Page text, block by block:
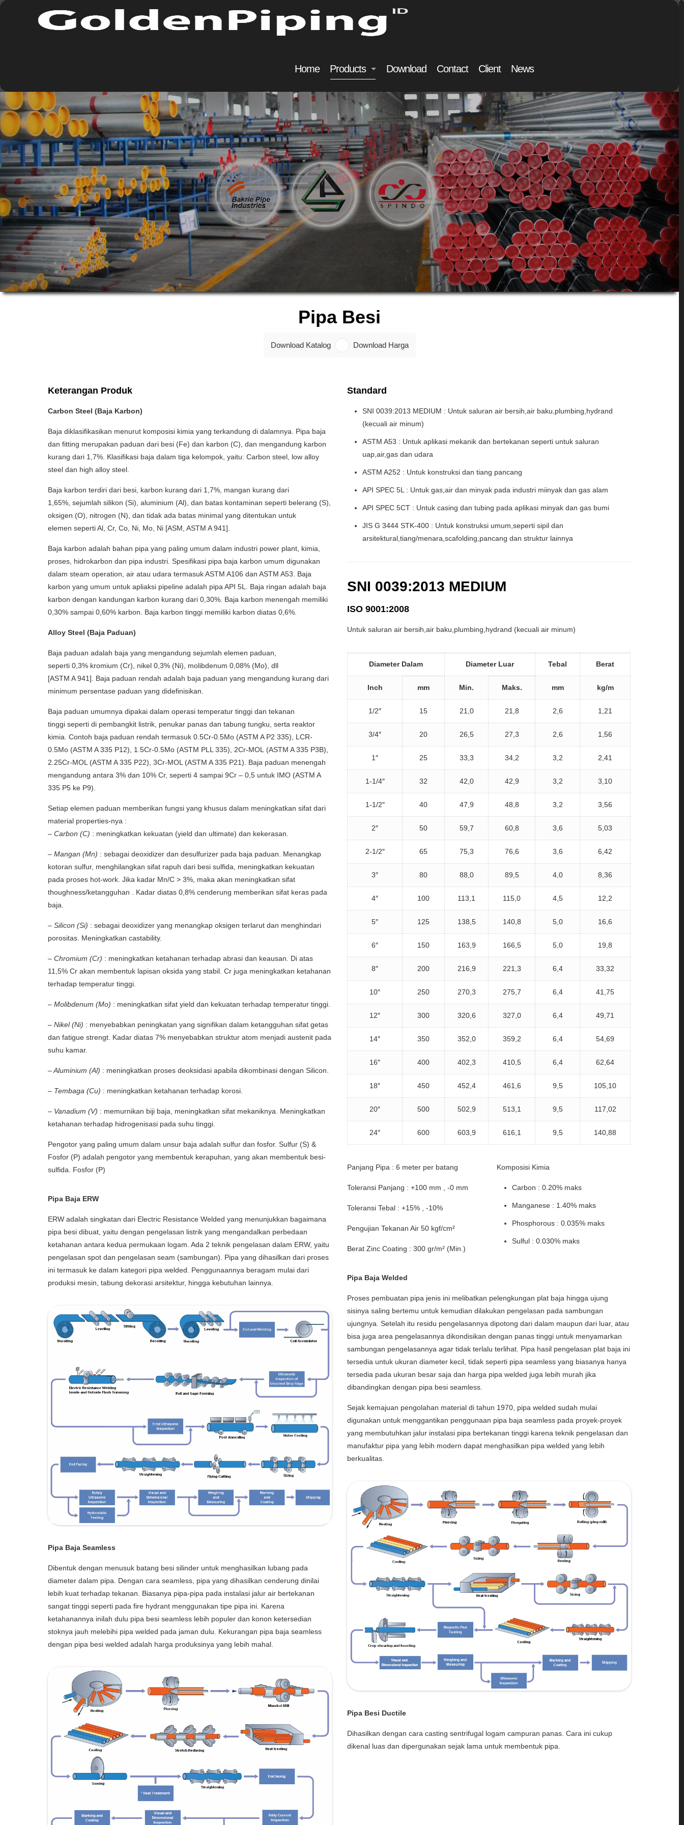
Home Products Download Contact Client News
Pipa Besi
Download Katalog Download Harga
Keterangan Produk
Carbon Steel (Baja Karbon)
Baja diklasifikasikan menurut komposisi kimia yang terkandung di dalamnya. Pipa baja
dan fitting merupakan paduan dari besi (Fe) dan karbon (C), dan mengandung karbon
kurang dari 1,7%. Klasifikasi baja dalam tiga kelompok, yaitu: Carbon steel, low alloy
steel dan high alloy steel.
Baja karbon terdiri dari besi, karbon kurang dari 1,7%, mangan kurang dari
1,65%, sejumlah silikon (Si), aluminium (Al), dan batas kontaminan seperti belerang (S),
oksigen (O), nitrogen (N), dan tidak ada batas minimal yang ditentukan untuk
elemen seperti Al, Cr, Co, Ni, Mo, Ni [ASM, ASTM A 941].
Baja karbon adalah bahan pipa yang paling umum dalam industri power plant, kimia,
proses, hidrokarbon dan pipa industri. Spesifikasi pipa baja karbon umum digunakan
dalam steam operation, air atau udara termasuk ASTM A106 dan ASTM A53. Baja
karbon yang umum untuk apliaksi pipeline adalah pipa API 5L. Baja ringan adalah baja
karbon dengan kandungan karbon kurang dari 0,30%. Baja karbon menengah memiliki
0,30% sampai 0,60% karbon. Baja karbon tinggi memiliki karbon diatas 0,6%.
Alloy Steel (Baja Paduan)
Baja paduan adalah baja yang mengandung sejumlah elemen paduan,
seperti 0,3% kromium (Cr), nikel 0,3% (Ni), molibdenum 0,08% (Mo), dll
[ASTM A 941]. Baja paduan rendah adalah baja paduan yang mengandung kurang dari
minimum persentase paduan yang didefinisikan.
Baja paduan umumnya dipakai dalam operasi temperatur tinggi dan tekanan
tinggi seperti di pembangkit listrik, penukar panas dan tabung tungku, serta reaktor
kimia. Contoh baja paduan rendah termasuk 0.5Cr-0.5Mo (ASTM A P2 335), LCR-
0.5Mo (ASTM A 335 P12), 1.5Cr-0.5Mo (ASTM PLL 335), 2Cr-MOL (ASTM A 335 P3B),
2.25Cr-MOL (ASTM A 335 P22), 3Cr-MOL (ASTM A 335 P21). Baja paduan menengah
mengandung antara 3% dan 10% Cr, seperti 4 sampai 9Cr – 0,5 untuk IMO (ASTM A
335 P5 ke P9).
Setiap elemen paduan memberikan fungsi yang khusus dalam meningkatkan sifat dari
material properties-nya :
– Carbon (C) : meningkatkan kekuatan (yield dan ultimate) dan kekerasan.
–Mangan (Mn) : sebagai deoxidizer dan desulfurizer pada baja paduan. Menangkap
kotoran sulfur, menghilangkan sifat rapuh dari besi sulfida, meningkatkan kekuatan
pada proses hot-work. Jika kadar Mn/C > 3%, maka akan meningkatkan sifat
thoughness/ketangguhan . Kadar diatas 0,8% cenderung memberikan sifat keras pada
baja.
–Silicon (Si) : sebagai deoxidizer yang menangkap oksigen terlarut dan menghindari
porositas. Meningkatkan castability.
–Chromium (Cr) : meningkatkan ketahanan terhadap abrasi dan keausan. Di atas
11,5% Cr akan membentuk lapisan oksida yang stabil. Cr juga meningkatkan ketahanan
terhadap temperatur tinggi.
–Molibdenum (Mo) : meningkatkan sifat yield dan kekuatan terhadap temperatur tinggi.
– Nikel (Ni) : menyebabkan peningkatan yang signifikan dalam ketangguhan sifat getas
dan fatigue strengt. Kadar diatas 7% menyebabkan struktur atom menjadi austenit pada
suhu kamar.
– Aluminium (Al) : meningkatkan proses deoksidasi apabila dikombinasi dengan Silicon.
– Tembaga (Cu) : meningkatkan ketahanan terhadap korosi.
– Vanadium (V) : memurnikan biji baja, meningkatkan sifat mekaniknya. Meningkatkan
ketahanan terhadap hidrogenisasi pada suhu tinggi.
Pengotor yang paling umum dalam unsur baja adalah sulfur dan fosfor. Sulfur (S) &
Fosfor (P) adalah pengotor yang membentuk kerapuhan, yang akan membentuk besi-
sulfida. Fosfor (P)
Pipa Baja ERW
ERW adalah singkatan dari Electric Resistance Welded yang menunjukkan bagaimana
pipa besi dibuat, yaitu dengan pengelasan listrik yang mengandalkan perbedaan
ketahanan antara kedua permukaan logam. Ada 2 teknik pengelasan dalam ERW, yaitu
pengelasan spot dan pengelasan seam (sambungan). Pipa yang dihasilkan dari proses
ini termasuk ke dalam kategori pipa welded. Penggunaannya beragam mulai dari
produksi mesin, tabung dekorasi arsitektur, hingga kebutuhan lainnya.
Pipa Baja Seamless
Dibentuk dengan menusuk batang besi silinder untuk menghasilkan lubang pada
diameter dalam pipa. Dengan cara seamless, pipa yang dihasilkan cenderung dinilai
lebih kuat terhadap tekanan. Biasanya pipa-pipa pada instalasi jalur air bertekanan
sangat tinggi seperti pada fire hydrant menggunakan tipe pipa ini. Karena
ketahanannya inilah dulu pipa besi seamless lebih populer dan konon ketersedian
stoknya jauh melebihi pipa welded pada jaman dulu. Kekurangan pipa baja seamless
dengan pipa besi welded adalah harga produksinya yang lebih mahal.
Standard
SNI 0039:2013 MEDIUM : Untuk saluran air bersih,air baku,plumbing,hydrand
(kecuali air minum)
ASTM A53 : Untuk aplikasi mekanik dan bertekanan seperti untuk saluran
uap,air,gas dan udara
ASTM A252 : Untuk konstruksi dan tiang pancang
API SPEC 5L : Untuk gas,air dan minyak pada industri miinyak dan gas alam
API SPEC 5CT : Untuk casing dan tubing pada aplikasi minyak dan gas bumi
JIS G 3444 STK-400 : Untuk konstruksi umum,seperti sipil dan
arsitektural,tiang/menara,scafolding,pancang dan struktur lainnya
SNI 0039:2013 MEDIUM
ISO 9001:2008
Untuk saluran air bersih,air baku,plumbing,hydrand (kecuali air minum)
Diameter Dalam Diameter Luar Tebal Berat
Inch mm Min. Maks. mm kg/m
1/2″ 15 21,0 21,8 2,6 1,21
3/4″ 20 26,5 27,3 2,6 1,56
1″ 25 33,3 34,2 3,2 2,41
1-1/4″ 32 42,0 42,9 3,2 3,10
1-1/2″ 40 47,9 48,8 3,2 3,56
2″ 50 59,7 60,8 3,6 5,03
2-1/2″ 65 75,3 76,6 3,6 6,42
3″ 80 88,0 89,5 4,0 8,36
4″ 100 113,1 115,0 4,5 12,2
5″ 125 138,5 140,8 5,0 16,6
6″ 150 163,9 166,5 5,0 19,8
8″ 200 216,9 221,3 6,4 33,32
10″ 250 270,3 275,7 6,4 41,75
12″ 300 320,6 327,0 6,4 49,71
14″ 350 352,0 359,2 6,4 54,69
16″ 400 402,3 410,5 6,4 62,64
18″ 450 452,4 461,6 9,5 105,10
20″ 500 502,9 513,1 9,5 117,02
24″ 600 603,9 616,1 9,5 140,88
Panjang Pipa : 6 meter per batang
Toleransi Panjang : +100 mm , -0 mm
Toleransi Tebal : +15% , -10%
Pengujian Tekanan Air 50 kgf/cm²
Berat Zinc Coating : 300 gr/m² (Min.)
Komposisi Kimia
Carbon : 0.20% maks
Manganese : 1.40% maks
Phosphorous : 0.035% maks
Sulful : 0.030% maks
Pipa Baja Welded
Proses pembuatan pipa jenis ini melibatkan pelengkungan plat baja hingga ujung
sisinya saling bertemu untuk kemudian dilakukan pengelasan pada sambungan
ujungnya. Setelah itu residu pengelasannya dipotong dari dalam maupun dari luar, atau
bisa juga area pengelasannya dikondisikan dengan panas tinggi untuk menyamarkan
sambungan pengelasannya agar tidak terlalu terlihat. Pipa hasil pengelasan plat baja ini
tersedia untuk ukuran diameter kecil, tidak seperti pipa seamless yang biasanya hanya
tersedia pada ukuran besar saja dan harga pipa welded juga lebih murah jika
dibandingkan dengan pipa besi seamless.
Sejak kemajuan pengolahan material di tahun 1970, pipa welded sudah mulai
digunakan untuk menggantikan penggunaan pipa baja seamless pada proyek-proyek
yang membutuhkan jalur instalasi pipa bertekanan tinggi karena teknik pengelasan dan
manufaktur pipa yang lebih modern dapat menghasilkan pipa welded yang lebih
berkualitas.
Pipa Besi Ductile
Dihasilkan dengan cara casting sentrifugal logam campuran panas. Cara ini cukup
dikenal luas dan dipergunakan sejak lama untuk membentuk pipa.